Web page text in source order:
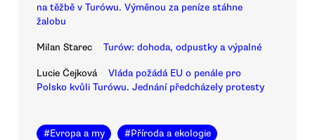
na těžbě v Turówu. Výměnou za peníze stáhne
žalobu
Milan Starec Turów: dohoda, odpustky a výpalné
Lucie Čejková
Vláda požádá EU o penále pro
Polsko kvůli Turówu. Jednání předcházely protesty
#Evropa a my #Příroda a ekologie